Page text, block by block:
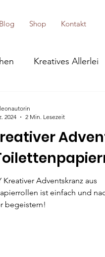
Blog Shop Kontakt
Kreatives Allerlei
Kreativer Adventskranz aus
ist einfach und
begeistern!
2024
2 Min. Lesezeit